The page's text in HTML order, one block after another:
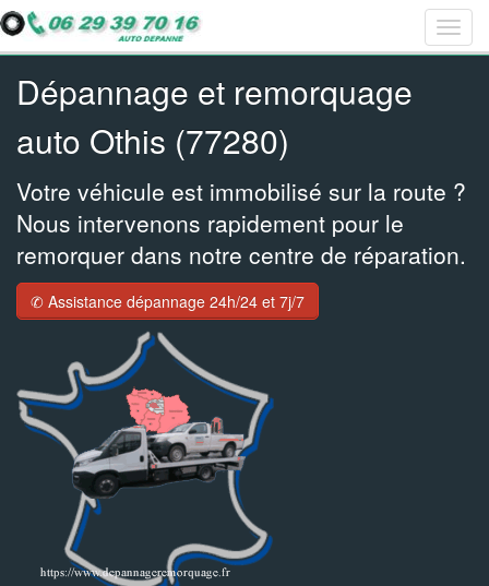
Bar
Bar
Bar
Dépannage et remorquage
auto Othis (77280)
Votre véhicule est immobilisé sur la route ?
Nous intervenons rapidement pour le
remorquer dans notre centre de réparation.
✆ Assistance dépannage 24h/24 et 7j/7